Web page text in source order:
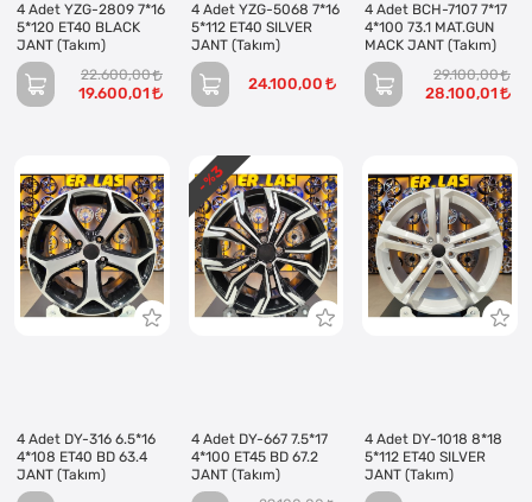
4 Adet YZG-2809 7*16
5*120 ET40 BLACK
JANT (Takım)
22.600,00
19.600,01
4 Adet YZG-5068 7*16
5*112 ET40 SILVER
JANT (Takım)
24.100,00
4 Adet BCH-7107 7*17
4*100 73.1 MAT.GUN
MACK JANT (Takım)
29.100,00
28.100,01
4 Adet DY-316 6.5*16
4*108 ET40 BD 63.4
JANT (Takım)
4 Adet DY-667 7.5*17
4*100 ET45 BD 67.2
JANT (Takım)
- %
3
4 Adet DY-1018 8*18
5*112 ET40 SILVER
JANT (Takım)